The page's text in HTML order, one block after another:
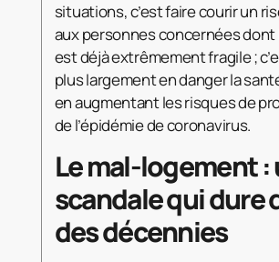
situations, c’est faire courir un
aux personnes concernées dont
est déjà extrêmement fragile ;
plus largement en danger la
en augmentant les risques de
de l’épidémie de coronavirus.
Le mal-logement :
scandale qui dure
des décennies